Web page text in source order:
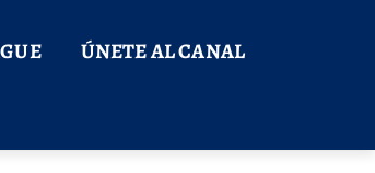
ÚNETE AL CANAL